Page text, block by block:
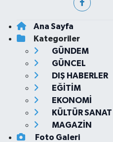
Ana Sayfa
Kategoriler
GÜNDEM
GÜNCEL
DIŞ HABERLER
EĞİTİM
EKONOMİ
KÜLTÜR SANAT
MAGAZİN
Foto Galeri